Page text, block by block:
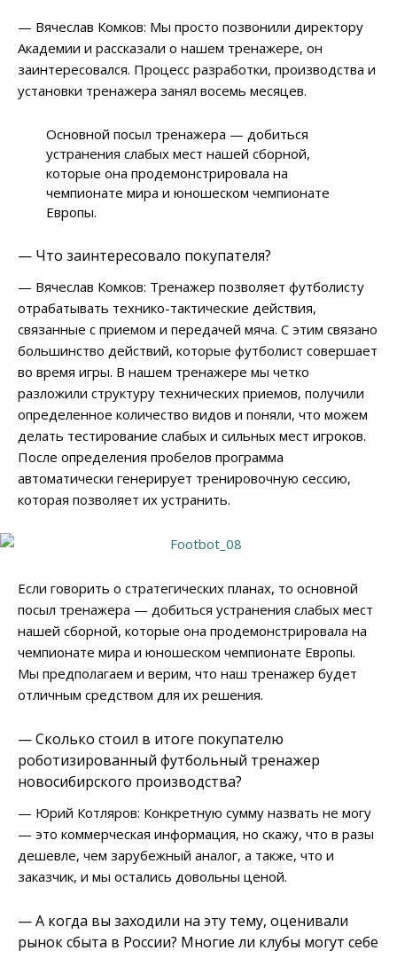
— Вячеслав Комков: Мы просто позвонили директору
Академии и рассказали о нашем тренажере, он
заинтересовался. Процесс разработки, производства и
установки тренажера занял восемь месяцев.
Основной посыл тренажера — добиться
устранения слабых мест нашей сборной,
которые она продемонстрировала на
чемпионате мира и юношеском чемпионате
Европы.
— Что заинтересовало покупателя?
— Вячеслав Комков: Тренажер позволяет футболисту
отрабатывать технико-тактические действия,
связанные с приемом и передачей мяча. С этим связано
большинство действий, которые футболист совершает
во время игры. В нашем тренажере мы четко
разложили структуру технических приемов, получили
определенное количество видов и поняли, что можем
делать тестирование слабых и сильных мест игроков.
После определения пробелов программа
автоматически генерирует тренировочную сессию,
которая позволяет их устранить.
Если говорить о стратегических планах, то основной
посыл тренажера — добиться устранения слабых мест
нашей сборной, которые она продемонстрировала на
чемпионате мира и юношеском чемпионате Европы.
Мы предполагаем и верим, что наш тренажер будет
отличным средством для их решения.
— Сколько стоил в итоге покупателю
роботизированный футбольный тренажер
новосибирского производства?
— Юрий Котляров: Конкретную сумму назвать не могу
— это коммерческая информация, но скажу, что в разы
дешевле, чем зарубежный аналог, а также, что и
заказчик, и мы остались довольны ценой.
— А когда вы заходили на эту тему, оценивали
рынок сбыта в России? Многие ли клубы могут себе